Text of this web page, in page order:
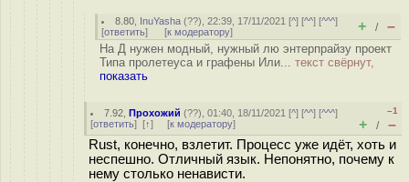
8.80 InuYasha (??), 22:39, 17/11/2021 [^] [^^] [^^^]
[ответить] [к модератору] + / –
На Д нужен модный, нужный лю энтерпрайзу проект
Типа пролетеуса и графены Или... текст свёрнут,
показать
7.92 ,Прохожий (??), 01:40, 18/11/2021 [^] [^^] [^^^]
[ответить] [↑] [к модератору]
–1
+ / –
Rust, конечно, взлетит. Процесс уже идёт, хоть и
неспешно. Отличный язык. Непонятно, почему к
нему столько ненависти.